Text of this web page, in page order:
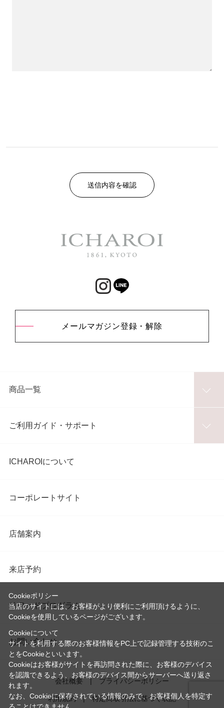
メールマガジン登録・解除
商品一覧
ご利用ガイド・サポート
ICHAROIについて
コーポレートサイト
店舗案内
来店予約
リワードプログラム
お問い合わせ
会社概要 プライバシーポリシー
利用規約 特定商取引法に基づく表記
Cookieポリシー
当店のサイトには、お客様がより便利にご利用頂けるように、
Cookieを使用しているページがございます。
Cookieについて
サイトを利用する際のお客様情報をPC上で記録管理する技術のこ
とをCookieといいます。
Cookieはお客様がサイトを再訪問された際に、お客様のデバイス
を認識できるよう、お客様のデバイス間からサーバーへ送り返さ
れます。
なお、Cookieに保存されている情報のみで、お客様個人を特定す